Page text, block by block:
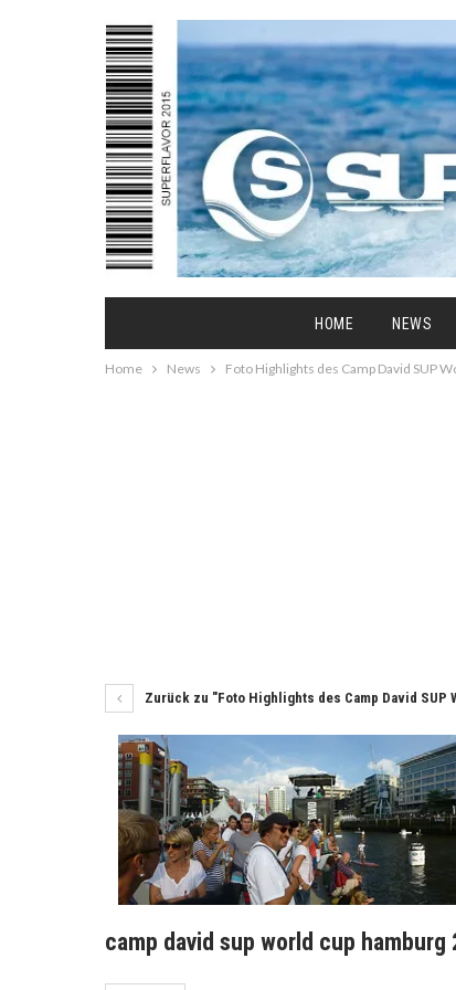
HOME NEWS
Home News Foto Highlights des Camp David SUP
Zurück zu "Foto Highlights des Camp David SUP
camp david sup world cup